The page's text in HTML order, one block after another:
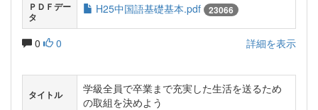
ＰＤＦデー
タ
H25中国語基礎基本.pdf 23066
0 0 詳細を表示
タイトル
学級全員で卒業まで充実した生活を送るため
の取組を決めよう